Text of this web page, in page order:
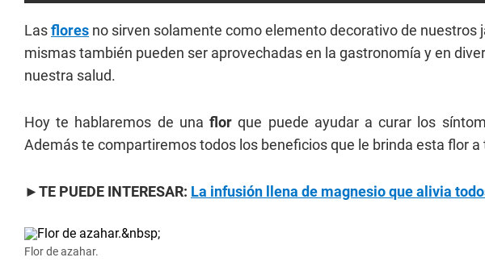
Lasflores no sirven solamente como elemento decorativo de nuestros
mismas también pueden ser aprovechadas en la gastronomía y en
nuestra salud.
Hoy te hablaremos de unaflorque puede ayudar a curar los
Además te compartiremos todos los beneficios que le brinda esta flor a
►TE PUEDE INTERESAR: La infusión llena de magnesio que alivia
Flor de azahar.